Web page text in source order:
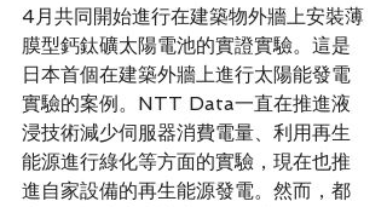
4月共同開始進行在建築物外牆上安裝薄
膜型鈣鈦礦太陽電池的實證實驗。這是
日本首個在建築外牆上進行太陽能發電
實驗的案例。NTT Data一直在推進液
浸技術減少伺服器消費電量、利用再生
能源進行綠化等方面的實驗，現在也推
進自家設備的再生能源發電。然而，都